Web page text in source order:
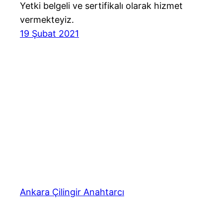
Yetki belgeli ve sertifikalı olarak hizmet
vermekteyiz.
19 Şubat 2021
Ankara Çilingir Anahtarcı